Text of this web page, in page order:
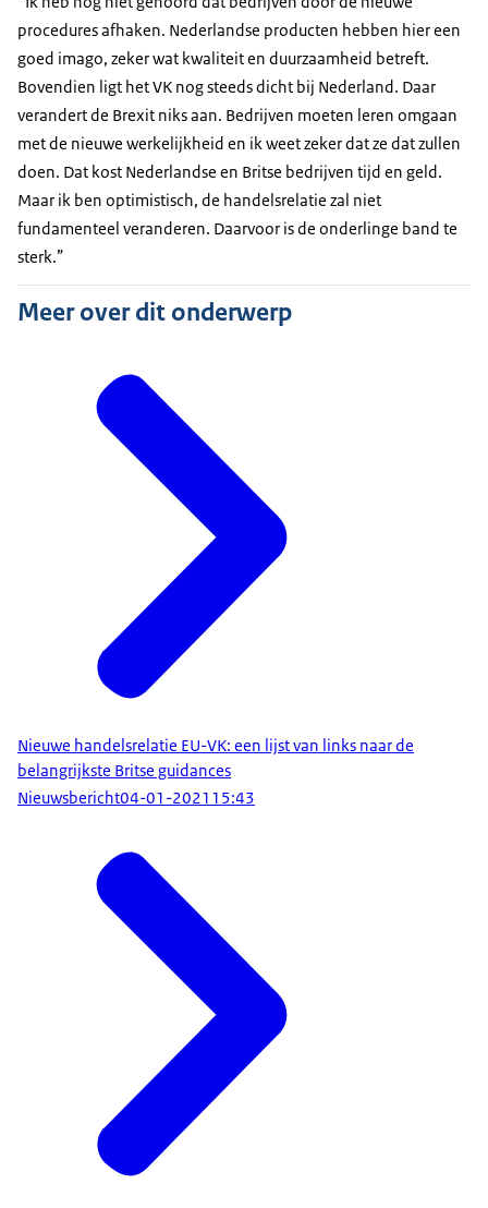
procedures afhaken. Nederlandse producten hebben hier een
goed imago, zeker wat kwaliteit en duurzaamheid betreft.
Bovendien ligt het VK nog steeds dicht bij Nederland. Daar
verandert de Brexit niks aan. Bedrijven moeten leren omgaan
met de nieuwe werkelijkheid en ik weet zeker dat ze dat zullen
doen. Dat kost Nederlandse en Britse bedrijven tijd en geld.
Maar ik ben optimistisch, de handelsrelatie zal niet
fundamenteel veranderen. Daarvoor is de onderlinge band te
sterk.”
Meer over dit onderwerp
Nieuwe handelsrelatie EU-VK: een lijst van links naar de
belangrijkste Britse guidances
Nieuwsbericht04-01-2021 15:43